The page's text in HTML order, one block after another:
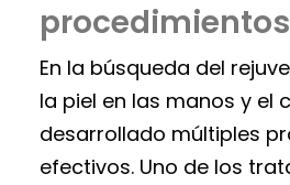
En la búsqueda del
la piel en las manos y el
desarrollado múltiples
efectivos. Uno de los